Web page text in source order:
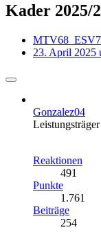
Kader 2025/
23. April 2025
Gonzalez04
Leistungsträger
Reaktionen
491
Punkte
1.761
Beiträge
254